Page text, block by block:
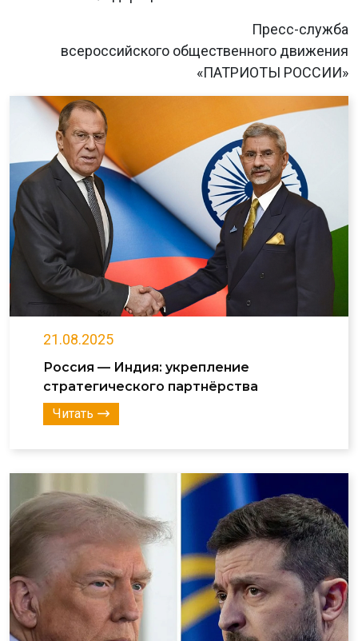
Пресс-служба
всероссийского общественного движения
«ПАТРИОТЫ РОССИИ»
21.08.2025
Россия — Индия: укрепление
стратегического партнёрства
Читать